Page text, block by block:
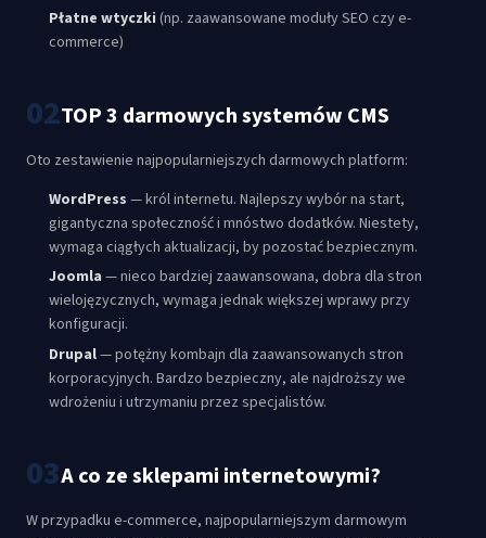
Płatne wtyczki (np. zaawansowane moduły SEO czy e-
commerce)
02TOP 3 darmowych systemów CMS
Oto zestawienie najpopularniejszych darmowych platform:
WordPress — król internetu. Najlepszy wybór na start,
gigantyczna społeczność i mnóstwo dodatków. Niestety,
wymaga ciągłych aktualizacji, by pozostać bezpiecznym.
Joomla — nieco bardziej zaawansowana, dobra dla stron
wielojęzycznych, wymaga jednak większej wprawy przy
konfiguracji.
Drupal— potężny kombajn dla zaawansowanych stron
korporacyjnych. Bardzo bezpieczny, ale najdroższy we
wdrożeniu i utrzymaniu przez specjalistów.
03A co ze sklepami internetowymi?
W przypadku e-commerce, najpopularniejszym darmowym